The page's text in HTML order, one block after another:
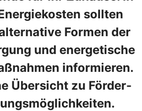
sollten
Formen der
und energetische
informieren.
Übersicht zu Förder-